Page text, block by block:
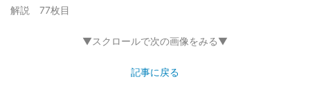
解説 77枚目
▼スクロールで次の画像をみる▼
記事に戻る